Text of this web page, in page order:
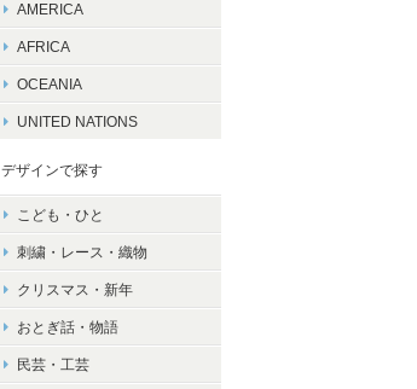
AMERICA
AFRICA
OCEANIA
UNITED NATIONS
デザインで探す
こども・ひと
刺繍・レース・織物
クリスマス・新年
おとぎ話・物語
民芸・工芸